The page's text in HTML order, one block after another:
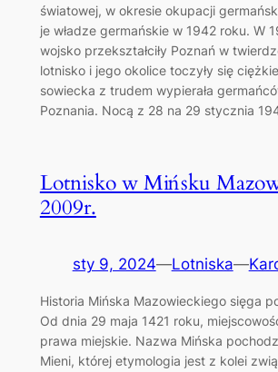
światowej, w okresie okupacji
je władze germańskie w 1942 roku. W
wojsko przekształciły Poznań w
lotnisko i jego okolice toczyły się
sowiecka z trudem wypierała
Poznania. Nocą z 28 na 29 stycznia
Lotnisko w Mińsku
2009r.
sty 9, 2024—Lotniska—
Historia Mińska Mazowieckiego sięga
Od dnia 29 maja 1421 roku,
prawa miejskie. Nazwa Mińska
Mieni, której etymologia jest z kolei